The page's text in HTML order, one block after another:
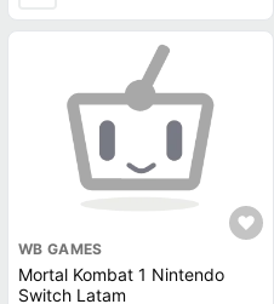
WB GAMES
Mortal Kombat 1 Nintendo
Switch Latam